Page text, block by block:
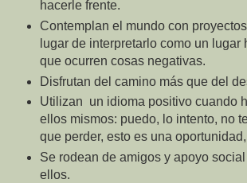
hacerle frente.
Contemplan el mundo con
lugar de interpretarlo como un lugar
que ocurren cosas negativas.
Disfrutan del camino más que del
Utilizan un idioma positivo cuando
ellos mismos: puedo, lo intento, no
que perder, esto es una
Se rodean de amigos y apoyo
ellos.